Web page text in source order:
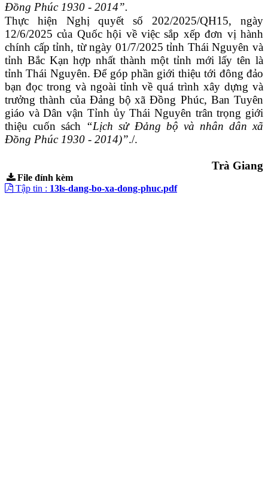
Đồng Phúc 1930 - 2014”.
Thực hiện Nghị quyết số 202/2025/QH15, ngày
12/6/2025 của Quốc hội về việc sắp xếp đơn vị hành
chính cấp tỉnh, từ ngày 01/7/2025 tỉnh Thái Nguyên và
tỉnh Bắc Kạn hợp nhất thành một tỉnh mới lấy tên là
tỉnh Thái Nguyên. Để góp phần giới thiệu tới đông đảo
bạn đọc trong và ngoài tỉnh về quá trình xây dựng và
trưởng thành của Đảng bộ xãĐồng Phúc, Ban Tuyên
giáo và Dân vận Tỉnh ủy Thái Nguyên trân trọng giới
thiệu cuốn sách “Lịch sử Đảng bộ và nhân dân xã
Đồng Phúc 1930 - 2014)”./.
Trà Giang
File đính kèm
Tập tin : 13ls-dang-bo-xa-dong-phuc.pdf